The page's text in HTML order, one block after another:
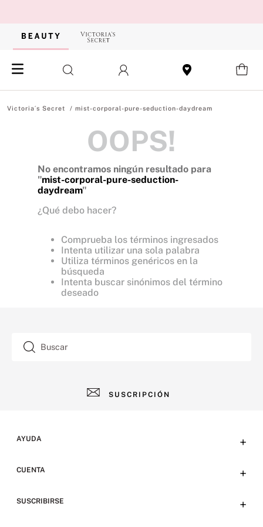
mist-corporal-pure-seduction-daydream
OOPS!
No encontramos ningún resultado para
"mist-corporal-pure-seduction-
daydream"
¿Qué debo hacer?
Comprueba los términos ingresados
Intenta utilizar una sola palabra
Utiliza términos genéricos en la
búsqueda
Intenta buscar sinónimos del término
deseado
Buscar
SUSCRIPCIÓN
AYUDA +
Preguntas frecuentes
CUENTA +
SUSCRIBIRSE +